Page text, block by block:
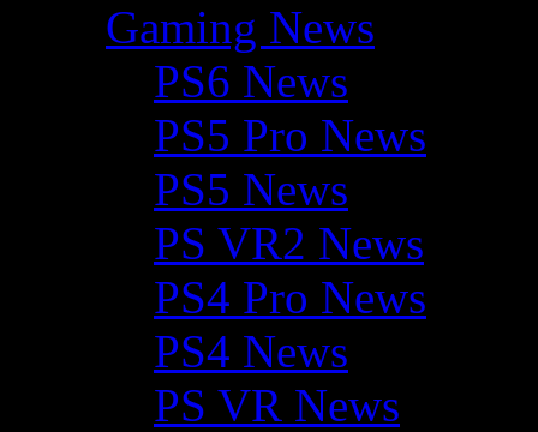
Gaming News
PS6 News
PS5 Pro News
PS5 News
PS VR2 News
PS4 Pro News
PS4 News
PS VR News